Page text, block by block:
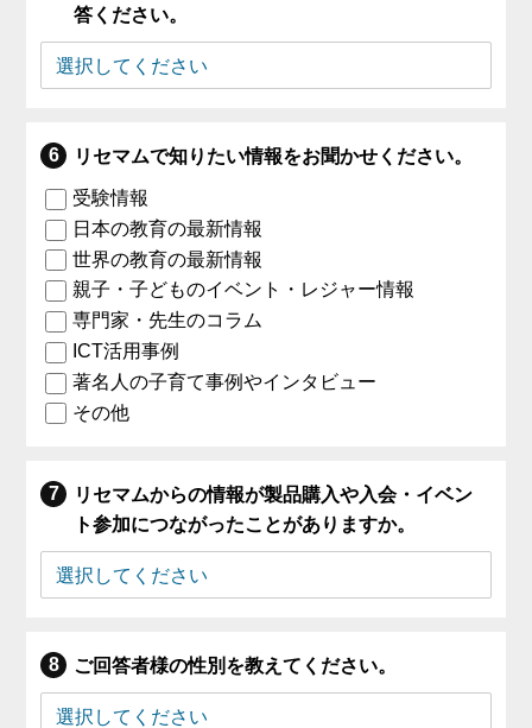
答ください。
リセマムで知りたい情報をお聞かせください。
受験情報
日本の教育の最新情報
世界の教育の最新情報
親子・子どものイベント・レジャー情報
専門家・先生のコラム
ICT活用事例
著名人の子育て事例やインタビュー
その他
リセマムからの情報が製品購入や入会・イベン
ト参加につながったことがありますか。
ご回答者様の性別を教えてください。